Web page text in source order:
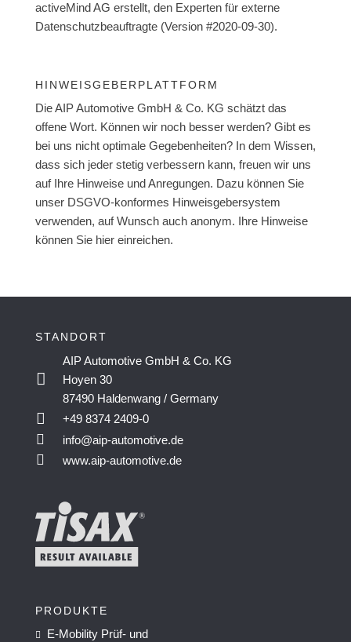
activeMind AG erstellt, den Experten für externe
Datenschutzbeauftragte (Version #2020-09-30).
HINWEISGEBERPLATTFORM
Die AIP Automotive GmbH & Co. KG schätzt das
offene Wort. Können wir noch besser werden? Gibt es
bei uns nicht optimale Gegebenheiten? In dem Wissen,
dass sich jeder stetig verbessern kann, freuen wir uns
auf Ihre Hinweise und Anregungen. Dazu können Sie
unser DSGVO-konformes Hinweisgebersystem
verwenden, auf Wunsch auch anonym. Ihre Hinweise
können Sie hier einreichen.
STANDORT

AIP Automotive GmbH & Co. KG
Hoyen 30
87490 Haldenwang / Germany
 +49 8374 2409-0
 info@aip-automotive.de
 www.aip-automotive.de
PRODUKTE
 E-Mobility Prüf- und